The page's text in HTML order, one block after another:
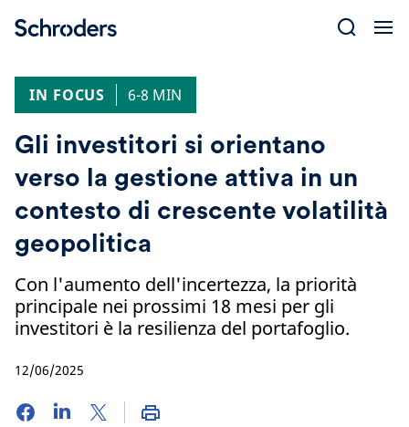
IN FOCUS
6-8 MIN
Gli investitori si orientano
verso la gestione attiva in un
contesto di crescente volatilità
geopolitica
Con l'aumento dell'incertezza, la priorità
principale nei prossimi 18 mesi per gli
investitori è la resilienza del portafoglio.
12/06/2025